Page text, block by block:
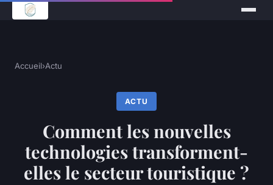
Accueil›Actu
ACTU
Comment les nouvelles
technologies transforment-
elles le secteur touristique ?